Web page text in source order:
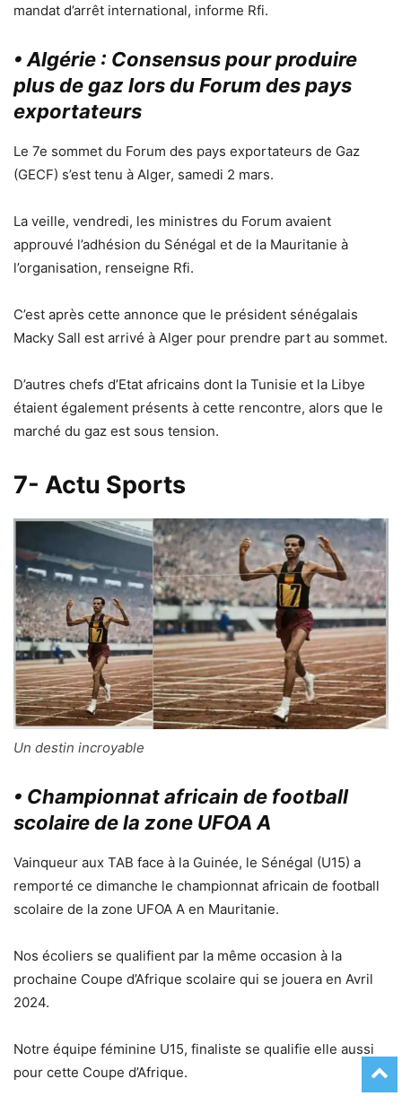
mandat d’arrêt international, informe Rfi.
• Algérie : Consensus pour produire
plus de gaz lors du Forum des pays
exportateurs
Le 7e sommet du Forum des pays exportateurs de Gaz
(GECF) s’est tenu à Alger, samedi 2 mars.
La veille, vendredi, les ministres du Forum avaient
approuvé l’adhésion du Sénégal et de la Mauritanie à
l’organisation, renseigne Rfi.
C’est après cette annonce que le président sénégalais
Macky Sall est arrivé à Alger pour prendre part au sommet.
D’autres chefs d’Etat africains dont la Tunisie et la Libye
étaient également présents à cette rencontre, alors que le
marché du gaz est sous tension.
7- Actu Sports
Un destin incroyable
• Championnat africain de football
scolaire de la zone UFOA A
Vainqueur aux TAB face à la Guinée, le Sénégal (U15) a
remporté ce dimanche le championnat africain de football
scolaire de la zone UFOA A en Mauritanie.
Nos écoliers se qualifient par la même occasion à la
prochaine Coupe d’Afrique scolaire qui se jouera en Avril
2024.
Notre équipe féminine U15, finaliste se qualifie elle aussi
pour cette Coupe d’Afrique.